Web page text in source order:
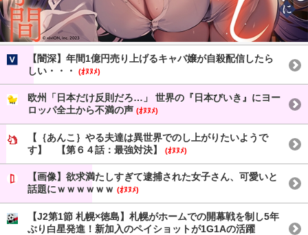
【闇深】年間1億円売り上げるキャバ嬢が自殺配信したら
しい・・・
(ｵﾇﾇﾒ)
欧州「日本だけ反則だろ…」 世界の『日本びいき』にヨー
ロッパ全土から不満の声 (ｵﾇﾇﾒ)
【｛あんこ｝やる夫達は異世界でのし上がりたいようで
す】 【第６４話：最強対決】
(ｵﾇﾇﾒ)
【画像】欲求満たしすぎて逮捕された女子さん、可愛いと
話題にｗｗｗｗｗｗ (ｵﾇﾇﾒ)
【J2第1節 札幌×徳島】札幌がホームでの開幕戦を制し5年
ぶり白星発進！新加入のペイショットが1G1Aの活躍